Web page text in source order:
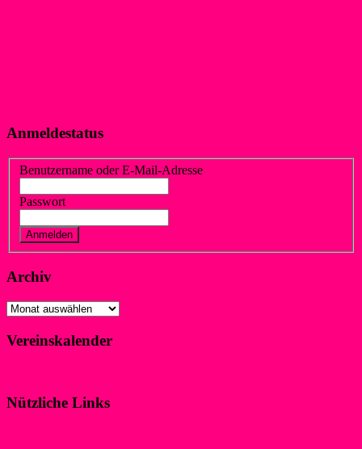
Anmeldestatus
Benutzername oder E-Mail-Adresse
Passwort
Archiv
Archiv
Vereinskalender
Nützliche Links